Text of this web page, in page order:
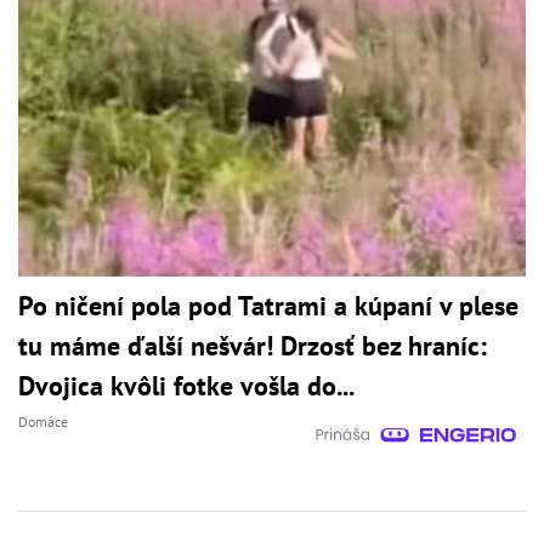
Po ničení pola pod Tatrami a kúpaní v plese
tu máme ďalší nešvár! Drzosť bez hraníc:
Dvojica kvôli fotke vošla do...
Domáce